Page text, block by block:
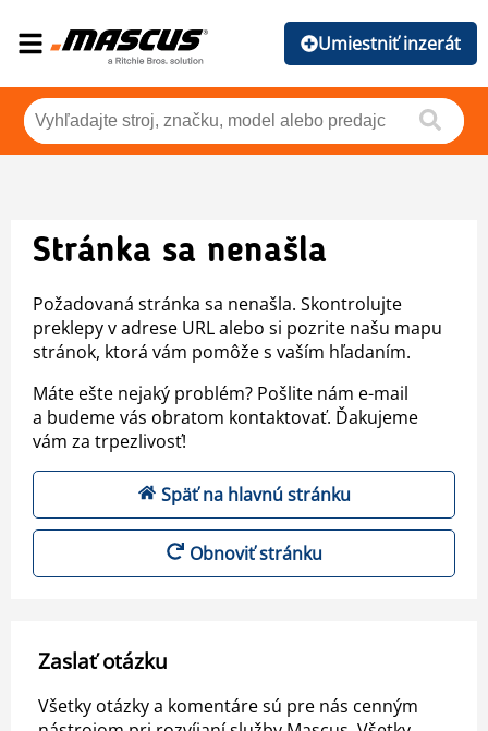
Umiestniť inzerát
Stránka sa nenašla
Požadovaná stránka sa nenašla. Skontrolujte
preklepy v adrese URL alebo si pozrite našu mapu
stránok, ktorá vám pomôže s vaším hľadaním.
Máte ešte nejaký problém? Pošlite nám e-mail
a budeme vás obratom kontaktovať. Ďakujeme
vám za trpezlivosť!
Späť na hlavnú stránku
Obnoviť stránku
Zaslať otázku
Všetky otázky a komentáre sú pre nás cenným